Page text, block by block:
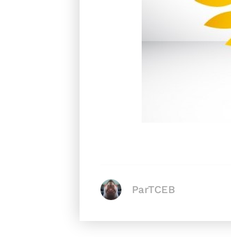
ParTCEB